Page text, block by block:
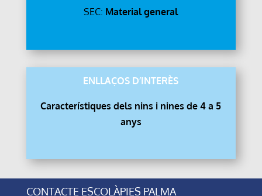
SEC: Material general
ENLLAÇOS D’INTERÈS
Característiques dels nins i nines de 4 a 5
anys
CONTACTE ESCOLÀPIES PALMA